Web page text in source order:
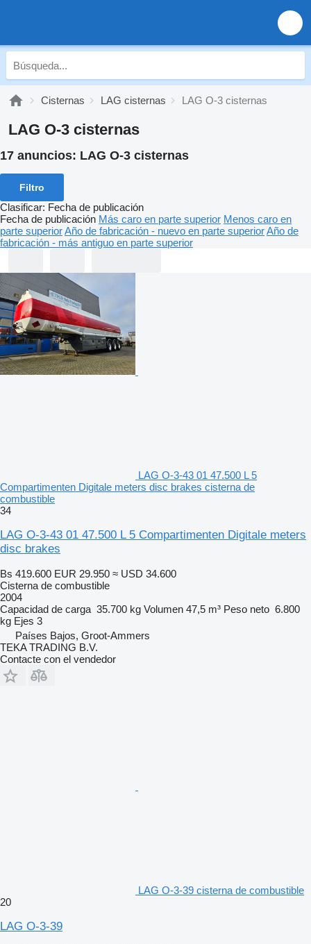
Cisternas LAG cisternas LAG O-3 cisternas
LAG O-3 cisternas
17 anuncios: LAG O-3 cisternas
Filtro
Clasificar: Fecha de publicación
Fecha de publicación Más caro en parte superior Menos caro en
parte superiorAño de fabricación - nuevo en parte superiorAño de
fabricación - más antiguo en parte superior
LAG O-3-43 01 47.500 L 5
Compartimenten Digitale meters disc brakes cisterna de
combustible
34
LAG O-3-43 01 47.500 L 5 Compartimenten Digitale meters
disc brakes
Bs 419.600 EUR 29.950 ≈ USD 34.600
Cisterna de combustible
2004
Capacidad de carga 35.700 kg Volumen 47,5 m³ Peso neto 6.800
kg Ejes 3
Países Bajos, Groot-Ammers
TEKA TRADING B.V.
Contacte con el vendedor
LAG O-3-39 cisterna de combustible
20
LAG O-3-39